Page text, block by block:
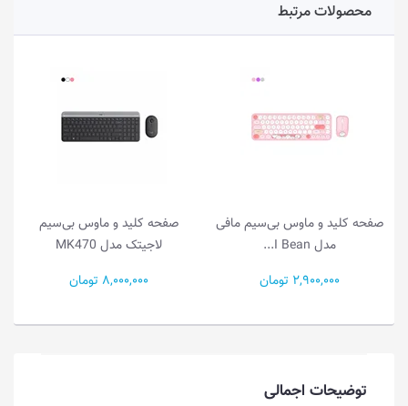
محصولات مرتبط
صفحه کلید و ماوس بی‌سیم مافی
مدل I Bean...
2,900,000 تومان
صفحه کلید و ماوس بی‌سیم
لاجیتک مدل MK470
8,000,000 تومان
توضیحات اجمالی